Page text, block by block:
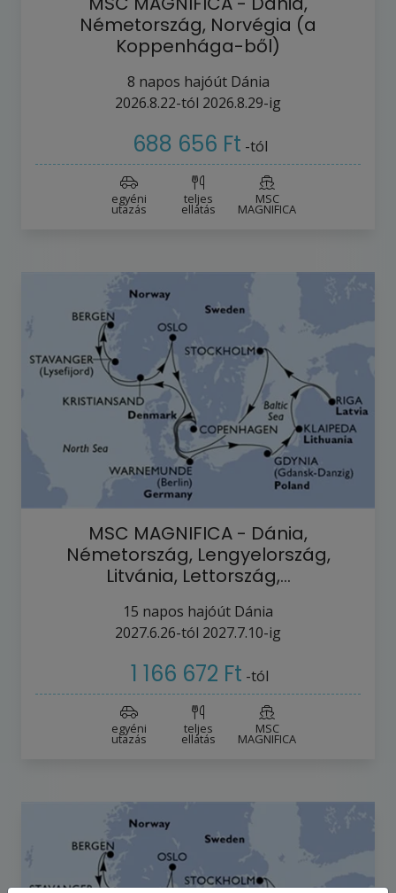
Németország, Norvégia (a
Koppenhága-ből)
8 napos hajóút Dánia
2026.8.22-tól 2026.8.29-ig
688 656 Ft -tól
egyéni
utazás
teljes
ellátás
MSC
MAGNIFICA
MSC MAGNIFICA - Dánia,
Németország, Lengyelország,
Litvánia, Lettország,…
15 napos hajóút Dánia
2027.6.26-tól 2027.7.10-ig
1 166 672 Ft -tól
egyéni
utazás
teljes
ellátás
MSC
MAGNIFICA